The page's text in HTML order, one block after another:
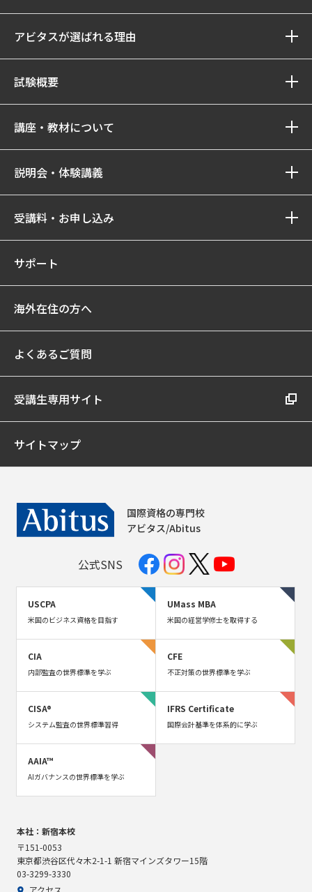
アビタスが選ばれる理由
試験概要
講座・教材について
説明会・体験講義
受講料・お申し込み
サポート
海外在住の方へ
よくあるご質問
受講生専用サイト
サイトマップ
国際資格の専門校
アビタス/Abitus
公式SNS
USCPA
米国のビジネス資格を目指す
UMass MBA
米国の経営学修士を取得する
CIA
内部監査の世界標準を学ぶ
CFE
不正対策の世界標準を学ぶ
CISA®
システム監査の世界標準習得
IFRS Certificate
国際会計基準を体系的に学ぶ
AAIA™
AIガバナンスの世界標準を学ぶ
本社：新宿本校
〒151-0053
東京都渋谷区代々木2-1-1 新宿マインズタワー15階
03-3299-3330
アクセス